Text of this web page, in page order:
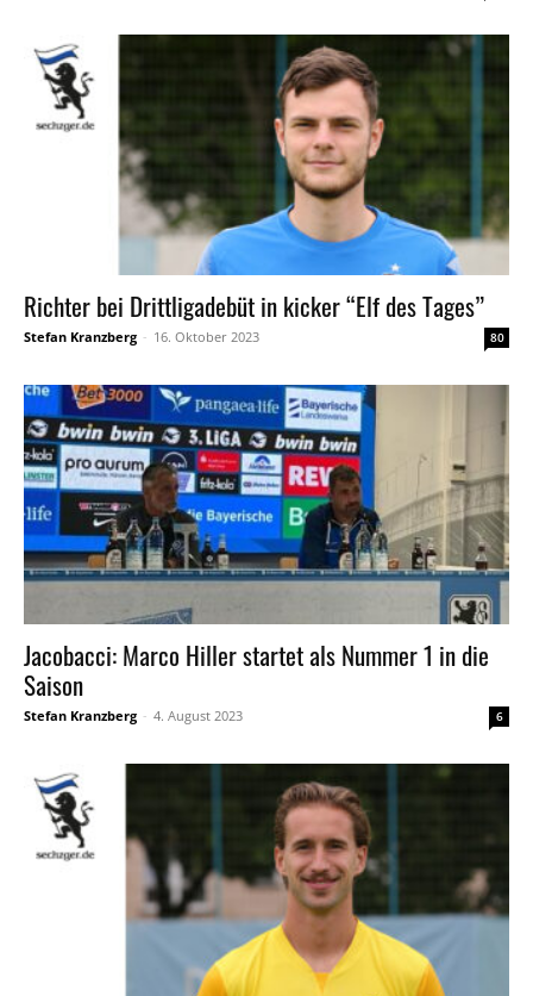
Richter bei Drittligadebüt in kicker “Elf des Tages”
Stefan Kranzberg - 16. Oktober 2023 80
Jacobacci: Marco Hiller startet als Nummer 1 in die
Saison
Stefan Kranzberg - 4. August 2023 6